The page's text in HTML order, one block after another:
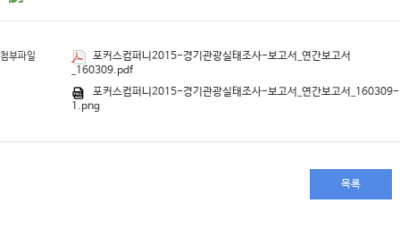
첨부파일
포커스컴퍼니2015-경기관광실태조사-보고서_연간보고서
_160309.pdf
포커스컴퍼니2015-경기관광실태조사-보고서_연간보고서_160309-
1.png
목록